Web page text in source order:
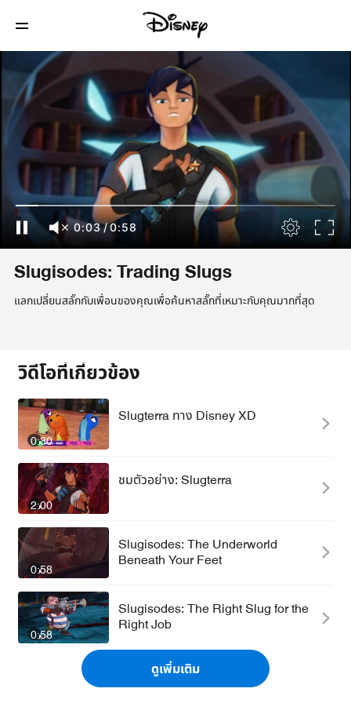
0:04/0:58
Slugisodes: Trading Slugs
แลกเปลี่ยนสลั๊กกับเพื่อนของคุณเพื่อค้นหาสลั๊กที่เหมาะกับคุณมากที่สุด
วิดีโอที่เกี่ยวข้อง
0:30
Slugterra ทาง Disney XD
2:00
ชมตัวอย่าง: Slugterra
0:58
Slugisodes: The Underworld
Beneath Your Feet
0:58
Slugisodes: The Right Slug for the
Right Job
ดูเพิ่มเติม